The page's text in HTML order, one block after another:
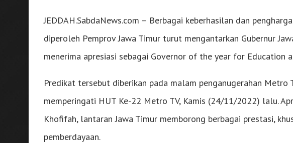
JEDDAH.SabdaNews.com – Berbagai keberhasilan dan
diperoleh Pemprov Jawa Timur turut mengantarkan Gubernur
menerima apresiasi sebagai Governor of the year for Education
Predikat tersebut diberikan pada malam penganugerahan Metro
memperingati HUT Ke-22 Metro TV, Kamis (24/11/2022) lalu.
Khofifah, lantaran Jawa Timur memborong berbagai prestasi,
pemberdayaan.